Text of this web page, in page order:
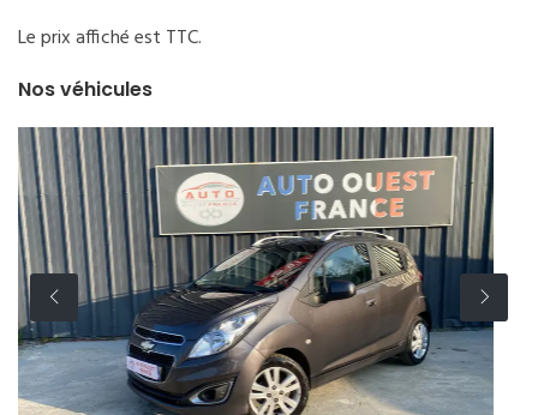
Le prix affiché est TTC.
Nos véhicules